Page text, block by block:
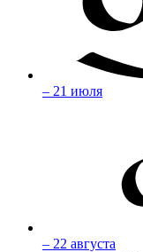
– 21 июля
– 22 августа